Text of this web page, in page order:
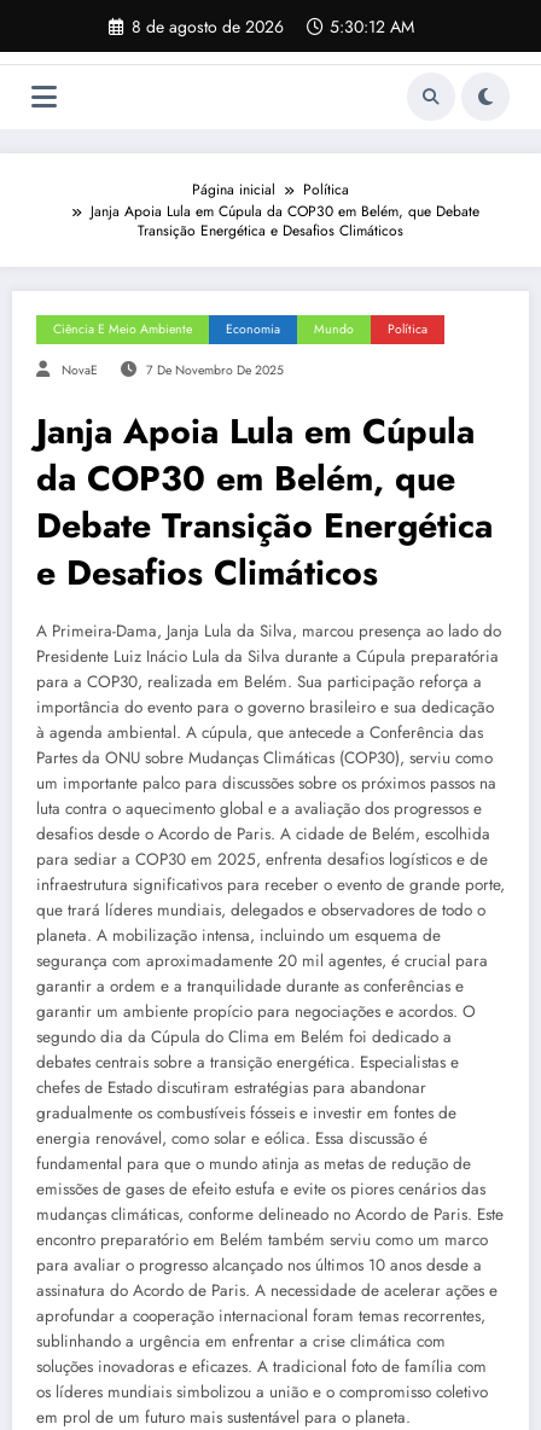
o
8 de agosto de 2026 5:30:13 AM
Página inicial
Política
Janja Apoia Lula em Cúpula da COP30 em Belém, que Debate
Transição Energética e Desafios Climáticos
Ciência E Meio Ambiente Economia Mundo Política
NovaE 7 De Novembro De 2025
Janja Apoia Lula em Cúpula
da COP30 em Belém, que
Debate Transição Energética
e Desafios Climáticos
A Primeira-Dama, Janja Lula da Silva, marcou presença ao lado do
Presidente Luiz Inácio Lula da Silva durante a Cúpula preparatória
para a COP30, realizada em Belém. Sua participação reforça a
importância do evento para o governo brasileiro e sua dedicação
à agenda ambiental. A cúpula, que antecede a Conferência das
Partes da ONU sobre Mudanças Climáticas (COP30), serviu como
um importante palco para discussões sobre os próximos passos na
luta contra o aquecimento global e a avaliação dos progressos e
desafios desde o Acordo de Paris. A cidade de Belém, escolhida
para sediar a COP30 em 2025, enfrenta desafios logísticos e de
infraestrutura significativos para receber o evento de grande porte,
que trará líderes mundiais, delegados e observadores de todo o
planeta. A mobilização intensa, incluindo um esquema de
segurança com aproximadamente 20 mil agentes, é crucial para
garantir a ordem e a tranquilidade durante as conferências e
garantir um ambiente propício para negociações e acordos. O
segundo dia da Cúpula do Clima em Belém foi dedicado a
debates centrais sobre a transição energética. Especialistas e
chefes de Estado discutiram estratégias para abandonar
gradualmente os combustíveis fósseis e investir em fontes de
energia renovável, como solar e eólica. Essa discussão é
fundamental para que o mundo atinja as metas de redução de
emissões de gases de efeito estufa e evite os piores cenários das
mudanças climáticas, conforme delineado no Acordo de Paris. Este
encontro preparatório em Belém também serviu como um marco
para avaliar o progresso alcançado nos últimos 10 anos desde a
assinatura do Acordo de Paris. A necessidade de acelerar ações e
aprofundar a cooperação internacional foram temas recorrentes,
sublinhando a urgência em enfrentar a crise climática com
soluções inovadoras e eficazes. A tradicional foto de família com
os líderes mundiais simbolizou a união e o compromisso coletivo
em prol de um futuro mais sustentável para o planeta.